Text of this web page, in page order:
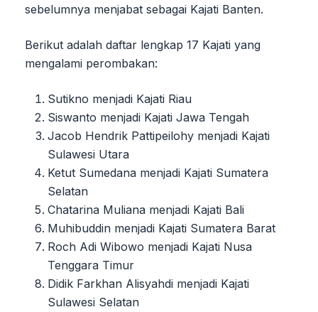
sebelumnya menjabat sebagai Kajati Banten.
Berikut adalah daftar lengkap 17 Kajati yang
mengalami perombakan:
Sutikno menjadi Kajati Riau
Siswanto menjadi Kajati Jawa Tengah
Jacob Hendrik Pattipeilohy menjadi Kajati
Sulawesi Utara
Ketut Sumedana menjadi Kajati Sumatera
Selatan
Chatarina Muliana menjadi Kajati Bali
Muhibuddin menjadi Kajati Sumatera Barat
Roch Adi Wibowo menjadi Kajati Nusa
Tenggara Timur
Didik Farkhan Alisyahdi menjadi Kajati
Sulawesi Selatan